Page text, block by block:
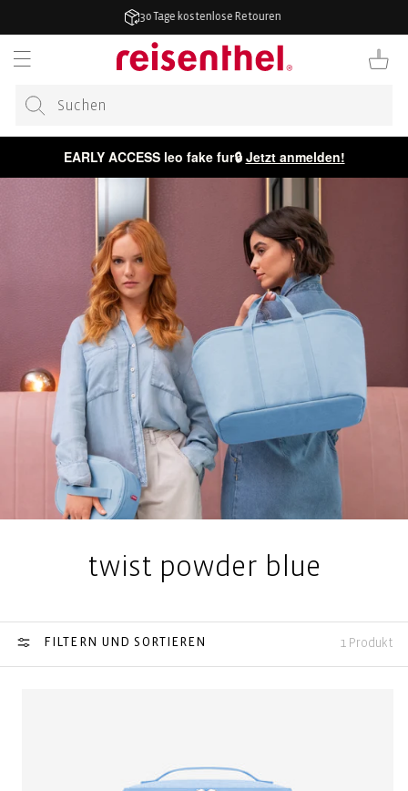
30 Tage kostenlose Retouren
EARLY ACCESS leo fake fur🔒 Jetzt anmelden!
twist powder blue
FILTERN UND SORTIEREN 1 Produkt